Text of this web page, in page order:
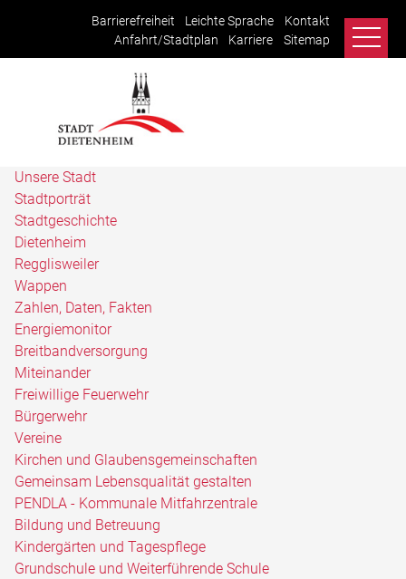
Barrierefreiheit Leichte Sprache
Kontakt
Anfahrt/Stadtplan
Karriere Sitemap
Unsere Stadt
Stadtporträt
Stadtgeschichte
Dietenheim
Regglisweiler
Wappen
Zahlen, Daten, Fakten
Energiemonitor
Breitbandversorgung
Miteinander
Freiwillige Feuerwehr
Bürgerwehr
Vereine
Kirchen und Glaubensgemeinschaften
Gemeinsam Lebensqualität gestalten
PENDLA - Kommunale Mitfahrzentrale
Bildung und Betreuung
Kindergärten und Tagespflege
Grundschule und Weiterführende Schule